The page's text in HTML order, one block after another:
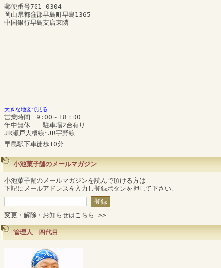
郵便番号701-0304
岡山県都窪郡早島町早島1365
中国銀行早島支店東隣
大きな地図で見る
営業時間 9:00～18：00
年中無休 駐車場2台有り
JR瀬戸大橋線･JR宇野線
早島駅下車徒歩10分
小池菓子舗のメールマガジン
小池菓子舗のメールマガジンを読んで頂ける方は
下記にメールアドレスを入力し登録ボタンを押して下さい。
変更・解除・お知らせはこちら >>
管理人 四代目